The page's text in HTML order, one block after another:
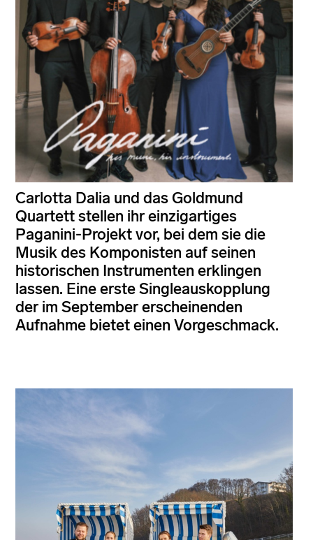
Carlotta Dalia und das Goldmund
Quartett stellen ihr einzigartiges
Paganini-Projekt vor, bei dem sie die
Musik des Komponisten auf seinen
historischen Instrumenten erklingen
lassen. Eine erste Singleauskopplung
der im September erscheinenden
Aufnahme bietet einen Vorgeschmack.